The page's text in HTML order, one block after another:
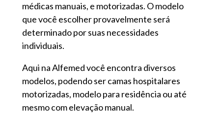
médicas manuais, e motorizadas. O modelo
que você escolher provavelmente será
determinado por suas necessidades
individuais.
Aqui na Alfemed você encontra diversos
modelos, podendo ser camas hospitalares
motorizadas, modelo para residência ou até
mesmo com elevação manual.